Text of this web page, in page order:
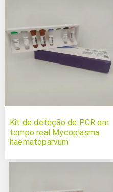
Kit de deteção de PCR em
tempo real Mycoplasma
haematoparvum